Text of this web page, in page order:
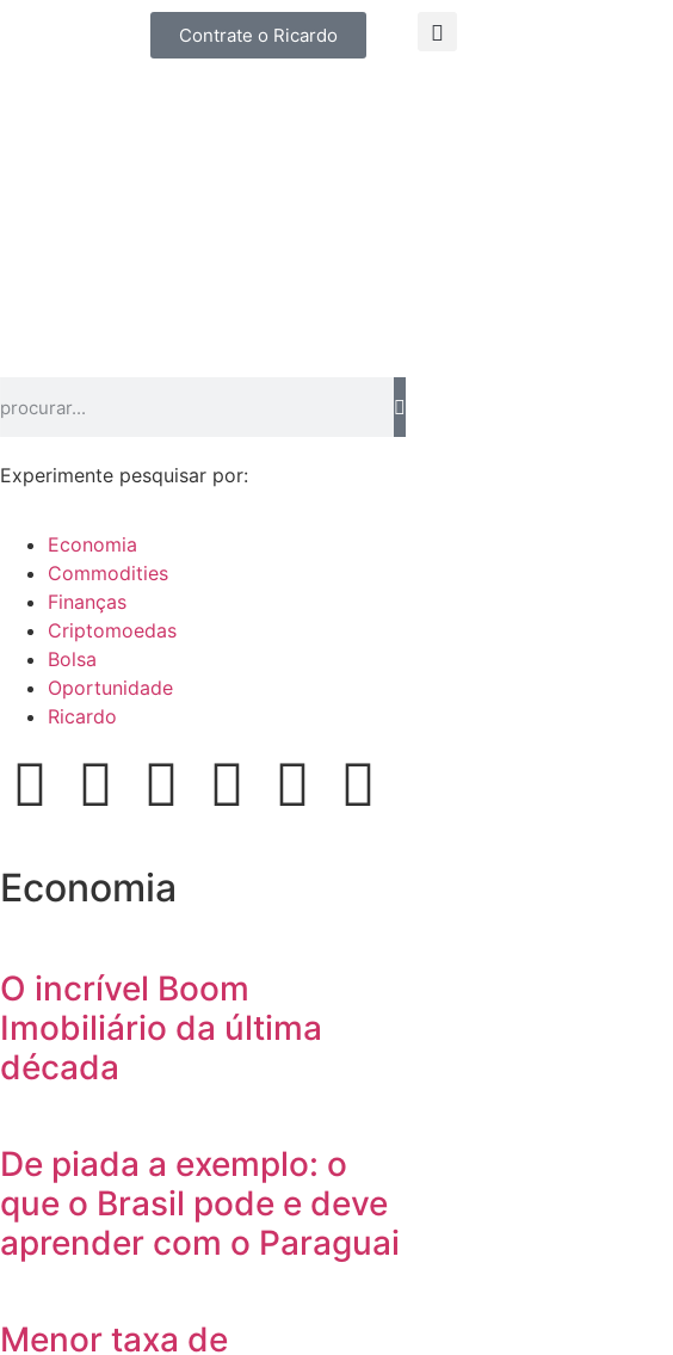
Contrate o Ricardo
Experimente pesquisar por:
Economia
Commodities
Finanças
Criptomoedas
Bolsa
Oportunidade
Ricardo
Economia
O incrível Boom
Imobiliário da última
década
De piada a exemplo: o
que o Brasil pode e deve
aprender com o Paraguai
Menor taxa de